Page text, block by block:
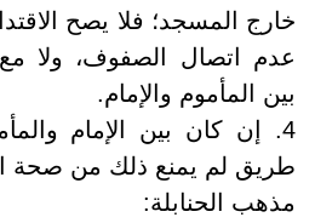
خارج المسجد؛ فلا يصح
عدم اتصال الصفوف، ولا
بين المأموم والإمام.
4. إن كان بين الإمام
طريق لم يمنع ذلك من صحة
مذهب الحنابلة: